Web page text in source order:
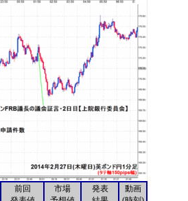
前回
市場
発表
動画